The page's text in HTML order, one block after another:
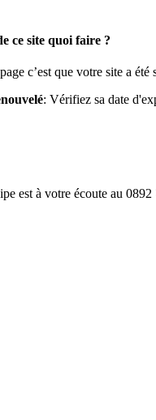
ce site quoi faire ?
c’est que votre site a été
: Vérifiez sa date
est à votre écoute au 0892